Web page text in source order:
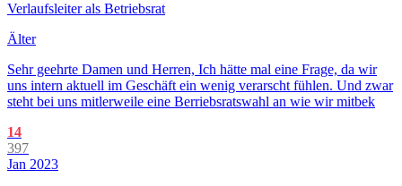
Verlaufsleiter als Betriebsrat
Älter
Sehr geehrte Damen und Herren, Ich hätte mal eine Frage, da wir
uns intern aktuell im Geschäft ein wenig verarscht fühlen. Und zwar
steht bei uns mitlerweile eine Berriebsratswahl an wie wir mitbek
14
397
Jan 2023